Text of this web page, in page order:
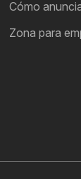
Cómo
Zona para